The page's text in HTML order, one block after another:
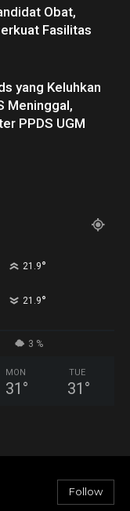
Obat,
Fasilitas
yang Keluhkan
Meninggal,
PPDS UGM
21.9°
21.9°
3 %
MON
31 °
TUE
31 °
Follow